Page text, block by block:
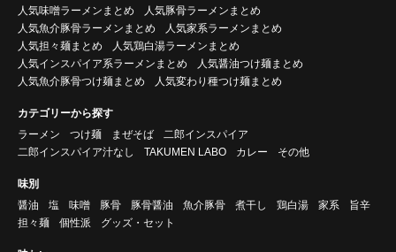
人気味噌ラーメンまとめ
人気豚骨ラーメンまとめ
人気魚介豚骨ラーメンまとめ
人気家系ラーメンまとめ
人気担々麺まとめ
人気鶏白湯ラーメンまとめ
人気インスパイア系ラーメンまとめ
人気醤油つけ麺まとめ
人気魚介豚骨つけ麺まとめ
人気変わり種つけ麺まとめ
カテゴリーから探す
ラーメン
つけ麺 まぜそば
二郎インスパイア
二郎インスパイア汁なし
TAKUMEN LABO カレー その他
味別
醤油
塩 味噌 豚骨 豚骨醤油 魚介豚骨 煮干し 鶏白湯 家系
旨辛
担々麺
個性派 グッズ・セット